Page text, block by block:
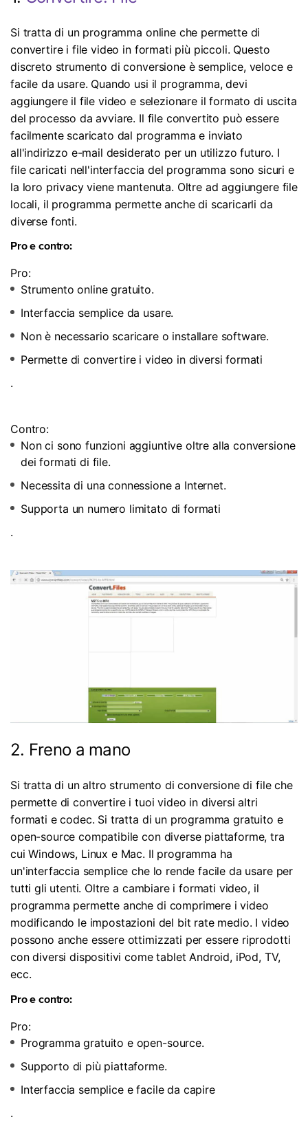
Si tratta di un programma online che permette di
convertire i file video in formati più piccoli. Questo
discreto strumento di conversione è semplice, veloce e
facile da usare. Quando usi il programma, devi
aggiungere il file video e selezionare il formato di uscita
del processo da avviare. Il file convertito può essere
facilmente scaricato dal programma e inviato
all'indirizzo e-mail desiderato per un utilizzo futuro. I
file caricati nell'interfaccia del programma sono sicuri e
la loro privacy viene mantenuta. Oltre ad aggiungere file
locali, il programma permette anche di scaricarli da
diverse fonti.
Pro e contro:
Pro:
Strumento online gratuito.
Interfaccia semplice da usare.
Non è necessario scaricare o installare software.
Permette di convertire i video in diversi formati
.
Contro:
Non ci sono funzioni aggiuntive oltre alla conversione
dei formati di file.
Necessita di una connessione a Internet.
Supporta un numero limitato di formati
.
2. Freno a mano
Si tratta di un altro strumento di conversione di file che
permette di convertire i tuoi video in diversi altri
formati e codec. Si tratta di un programma gratuito e
open-source compatibile con diverse piattaforme, tra
cui Windows, Linux e Mac. Il programma ha
un'interfaccia semplice che lo rende facile da usare per
tutti gli utenti. Oltre a cambiare i formati video, il
programma permette anche di comprimere i video
modificando le impostazioni del bit rate medio. I video
possono anche essere ottimizzati per essere riprodotti
con diversi dispositivi come tablet Android, iPod, TV,
ecc.
Pro e contro:
Pro:
Programma gratuito e open-source.
Supporto di più piattaforme.
Interfaccia semplice e facile da capire
.